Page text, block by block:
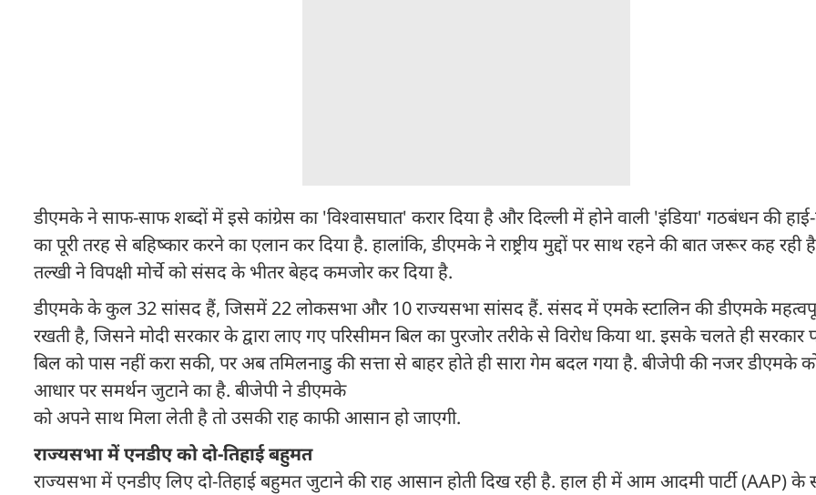
डीएमके ने साफ-साफ शब्दों में इसे कांग्रेस का 'विश्वासघात' करार दिया है और दिल्ली में होने वाली 'इंडिया' गठबंधन की
का पूरी तरह से बहिष्कार करने का एलान कर दिया है. हालांकि, डीएमके ने राष्ट्रीय मुद्दों पर साथ रहने की बात जरूर कह
तल्खी ने विपक्षी मोर्चे को संसद के भीतर बेहद कमजोर कर दिया है.
डीएमके के कुल 32 सांसद हैं, जिसमें 22 लोकसभा और 10 राज्यसभा सांसद हैं. संसद में एमके स्टालिन की डीएमके
रखती है, जिसने मोदी सरकार के द्वारा लाए गए परिसीमन बिल का पुरजोर तरीके से विरोध किया था. इसके चलते ही सरकार
बिल को पास नहीं करा सकी, पर अब तमिलनाडु की सत्ता से बाहर होते ही सारा गेम बदल गया है. बीजेपी की नजर डीएमके
आधार पर समर्थन जुटाने का है. बीजेपी ने डीएमके
को अपने साथ मिला लेती है तो उसकी राह काफी आसान हो जाएगी.
राज्यसभा में एनडीए को दो-तिहाई बहुमत
राज्यसभा में एनडीए लिए दो-तिहाई बहुमत जुटाने की राह आसान होती दिख रही है. हाल ही में आम आदमी पार्टी (AAP) के